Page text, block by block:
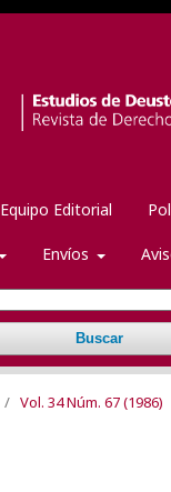
Equipo Editorial
Envíos
Buscar
/ Vol. 34 Núm. 67 (1986)